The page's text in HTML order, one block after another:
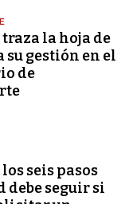
la hoja de
su gestión en el
de
seis pasos
debe seguir si